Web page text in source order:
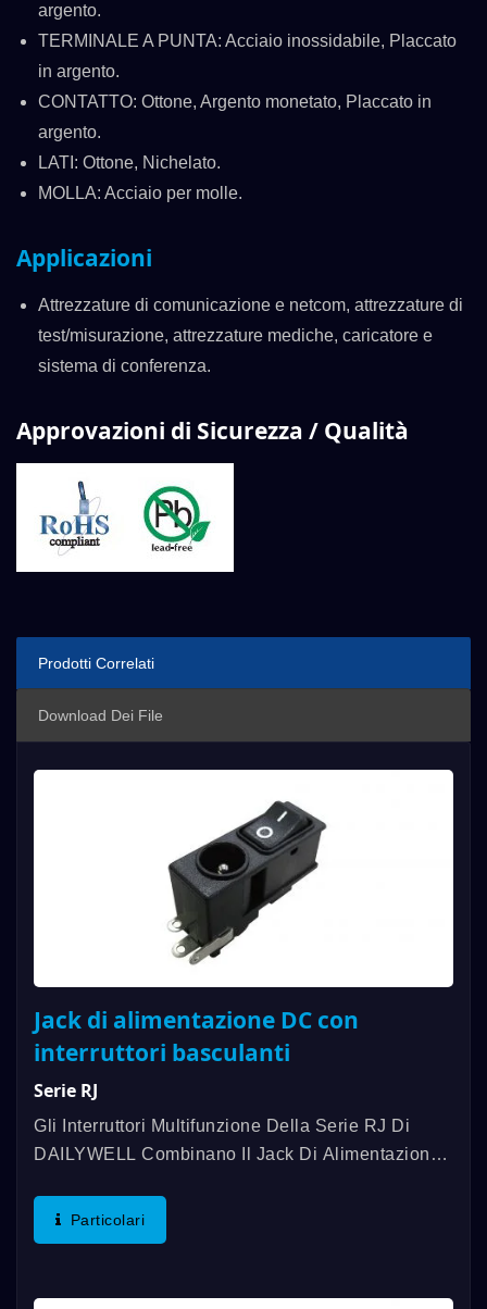
argento.
TERMINALE A PUNTA: Acciaio inossidabile, Placcato
in argento.
CONTATTO: Ottone, Argento monetato, Placcato in
argento.
LATI: Ottone, Nichelato.
MOLLA: Acciaio per molle.
Applicazioni
Attrezzature di comunicazione e netcom, attrezzature di
test/misurazione, attrezzature mediche, caricatore e
sistema di conferenza.
Approvazioni di Sicurezza / Qualità
Prodotti Correlati
Download Dei File
Jack di alimentazione DC con
interruttori basculanti
Serie RJ
Gli Interruttori Multifunzione Della Serie RJ Di
DAILYWELL Combinano Il Jack Di Alimentazione
Durata Elettrica Fino A 6.000 Cicli. Inoltre, La
Valutazione...
Particolari